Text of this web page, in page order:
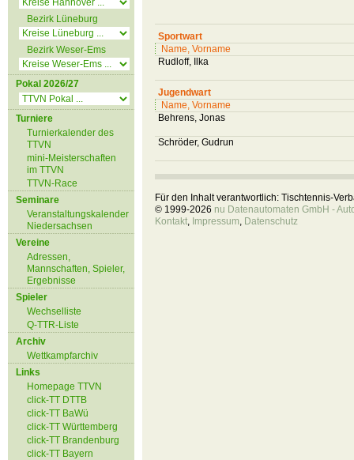
Bezirk Lüneburg
Bezirk Weser-Ems
Pokal 2026/27
Turniere
Turnierkalender des
TTVN
mini-Meisterschaften
im TTVN
TTVN-Race
Seminare
Veranstaltungskalender
Niedersachsen
Vereine
Adressen,
Mannschaften, Spieler,
Ergebnisse
Spieler
Wechselliste
Q-TTR-Liste
Archiv
Wettkampfarchiv
Links
Homepage TTVN
click-TT DTTB
click-TT BaWü
click-TT Württemberg
click-TT Brandenburg
click-TT Bayern
Sportwart
Name, Vorname
Rudloff, Ilka
Jugendwart
Name, Vorname
Behrens, Jonas
Schröder, Gudrun
Für den Inhalt verantwortlich: Tischtennis-
© 1999-2026 nu Datenautomaten GmbH -
Kontakt, Impressum, Datenschutz